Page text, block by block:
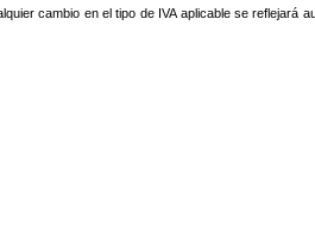
cambio en el tipo de IVA aplicable se reflejará